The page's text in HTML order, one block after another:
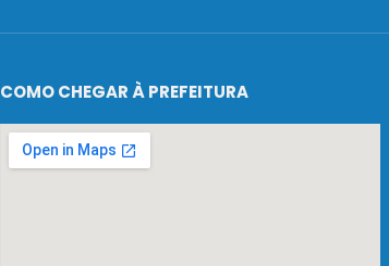
COMO CHEGAR À PREFEITURA